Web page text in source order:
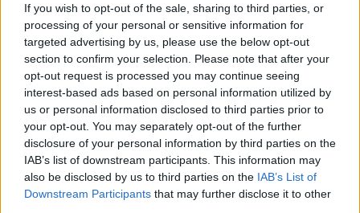
If you wish to opt-out of the sale, sharing to third parties, or
processing of your personal or sensitive information for
targeted advertising by us, please use the below opt-out
section to confirm your selection. Please note that after your
opt-out request is processed you may continue seeing
interest-based ads based on personal information utilized by
us or personal information disclosed to third parties prior to
your opt-out. You may separately opt-out of the further
disclosure of your personal information by third parties on the
IAB’s list of downstream participants. This information may
also be disclosed by us to third parties on the IAB’s List of
Downstream Participants that may further disclose it to other
50 /50
2000 /2000
Υποβολή σχολίου
Όροι Χρήσης. Το site προστατεύεται από reCAPTCHA, ισχύουν
Πολιτική Απορρήτου&Όροι Χρήσηςτης Google.